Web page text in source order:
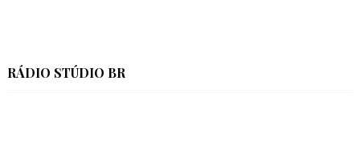
RÁDIO STÚDIO BR